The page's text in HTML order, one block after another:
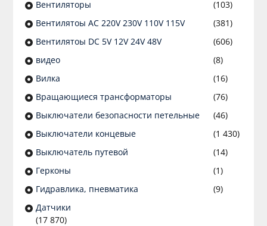
Вентиляторы
(103)
Вентилятоы AC 220V 230V 110V 115V
(381)
Вентилятоы DC 5V 12V 24V 48V
(606)
видео
(8)
Вилка
(16)
Вращающиеся трансформаторы
(76)
Выключатели безопасности петельные
(46)
Выключатели концевые
(1 430)
Выключатель путевой
(14)
Герконы
(1)
Гидравлика, пневматика
(9)
Датчики
(17 870)